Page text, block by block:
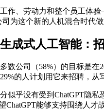
作、劳动力和整个员工体
司为这个新的人机混合时代
成式人工智能：
数公司（58%）的目标是
的人计划用它来招聘，
似乎没有受到ChatGPT隐
ChatGPT能够支持围绕人才